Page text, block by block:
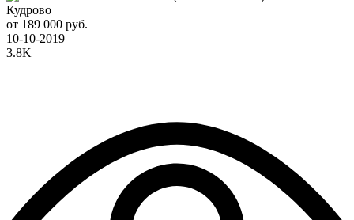
Кудрово
от 189 000 руб.
10-10-2019
3.8K